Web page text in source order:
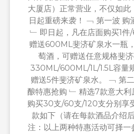
大厦店）正常营业，不仅如此
日起重磅来袭！ ﹁ 第一波 购
﹂ 即日起，凡在店面购买1件
赠送600ML斐济矿泉水一瓶
萄酒，可赠送任意规格斐
330ML/600ML/1L/1.5L容量
赠送5件斐济矿泉水。 ﹁ 第
酿特惠抢购 ﹂ 精选7款意大利
购买30支/60支/120支分别享
款如下（请在每款酒品介绍
注：以上两种特惠活动可择一